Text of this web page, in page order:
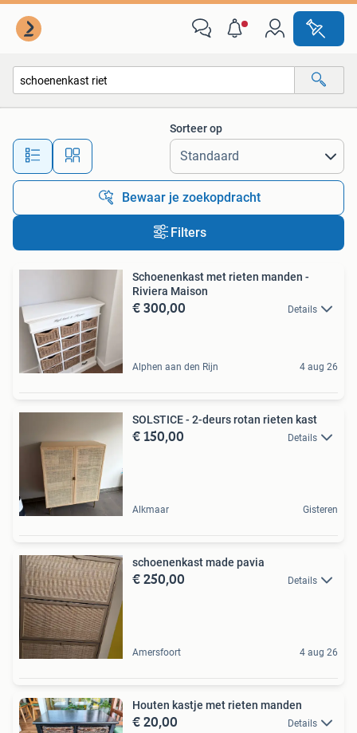
Alle afstanden…
Sorteer op
Bewaar je zoekopdracht
Filters
Schoenenkast met rieten manden -
Riviera Maison
€ 300,00 Details
Alphen aan den Rijn 4 aug 26
SOLSTICE - 2-deurs rotan rieten kast
€ 150,00 Details
Alkmaar Gisteren
schoenenkast made pavia
€ 250,00 Details
Amersfoort 4 aug 26
Houten kastje met rieten manden
€ 20,00 Details